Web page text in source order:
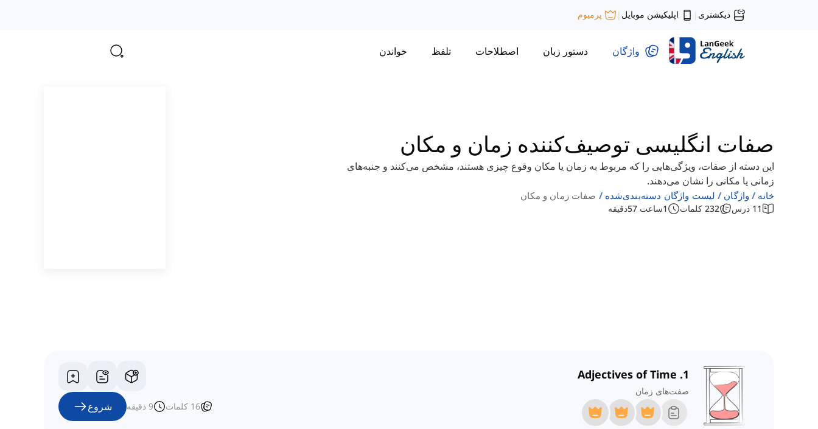
دیکشنری | اپلیکیشن موبایل | پرمیوم
واژگان دستور زبان اصطلاحات تلفظ خواندن
صفات انگلیسی توصیف‌کننده زمان و مکان
این دسته از صفات، ویژگی‌هایی را که مربوط به زمان یا مکان وقوع چیزی هستند، مشخص می‌کنند و جنبه‌های
زمانی یا مکانی را نشان می‌دهند.
خانه واژگان لیست واژگان دسته‌بندی‌شده صفات زمان و مکان
11 درس 232 کلمات 1ساعت 57دقیقه
1. Adjectives of Time
صفت‌های زمان
16 کلمات 9 دقیقه شروع